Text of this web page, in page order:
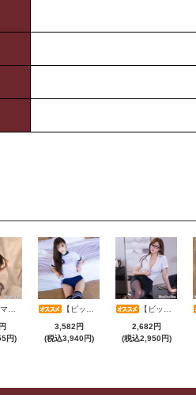
円)
【ビッグサマーセール対象品】セクシーコスプレ(SEXYCOSPLAY) 199
3,582円
(税込3,940円)
【ビッグサマーセール対象品】セクシーコスプレ(SEXYCOSPLAY) 4070
2,682円
(税込2,950円)